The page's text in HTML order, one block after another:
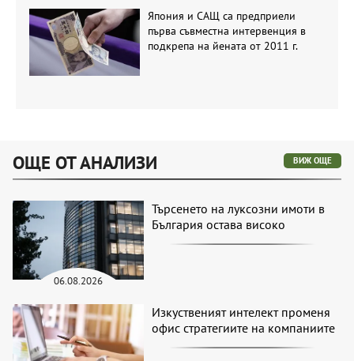
Япония и САЩ са предприели
първа съвместна интервенция в
подкрепа на йената от 2011 г.
ОЩЕ ОТ АНАЛИЗИ ВИЖ ОЩЕ
06.08.2026
Търсенето на луксозни имоти в
България остава високо
Изкуственият интелект променя
офис стратегиите на компаниите